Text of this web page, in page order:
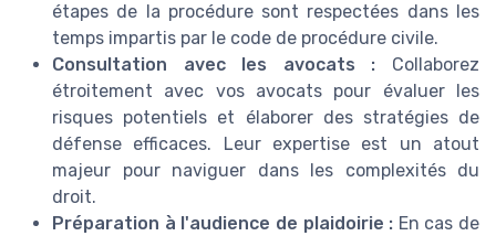
étapes de la procédure sont respectées dans les
temps impartis par le code de procédure civile.
Consultation avec les avocats : Collaborez
étroitement avec vos avocats pour évaluer les
risques potentiels et élaborer des stratégies de
défense efficaces. Leur expertise est un atout
majeur pour naviguer dans les complexités du
droit.
Préparation à l'audience de plaidoirie : En cas de